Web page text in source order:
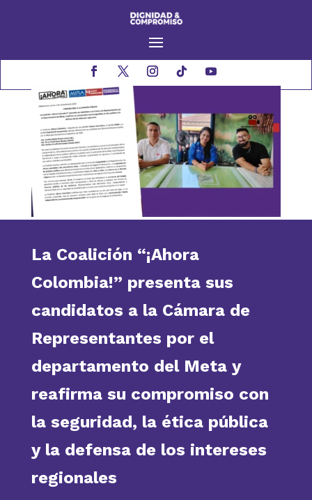
La Coalición “¡Ahora
Colombia!” presenta sus
candidatos a la Cámara de
Representantes por el
departamento del Meta y
reafirma su compromiso con
la seguridad, la ética pública
y la defensa de los intereses
regionales